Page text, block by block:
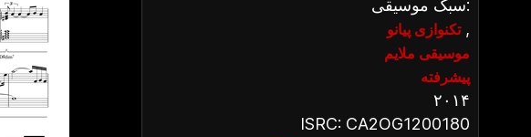
سبک موسیقی:
تکنوازی پیانو,
موسیقی ملایم
پیشرفته
۲۰۱۴
ISRC: CA2OG1200180